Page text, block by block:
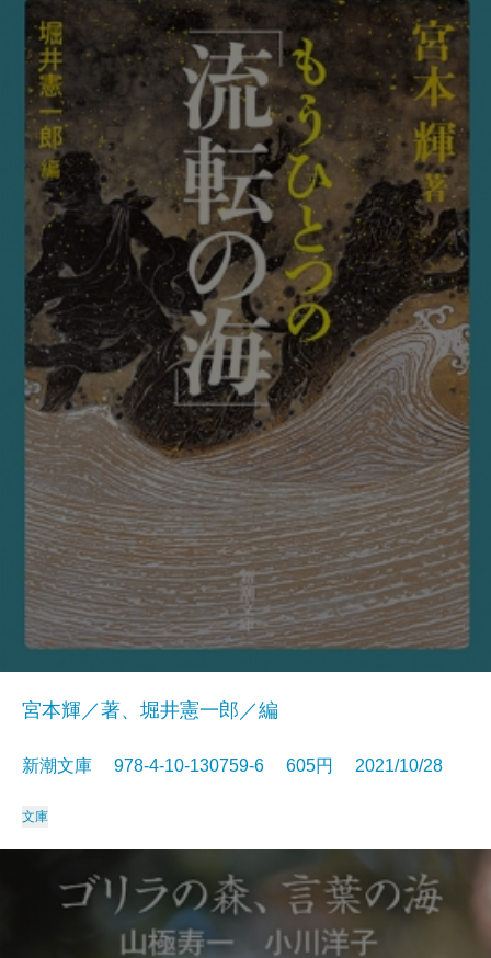
宮本輝／著、堀井憲一郎／編
新潮文庫 978-4-10-130759-6 605円 2021/10/28
文庫